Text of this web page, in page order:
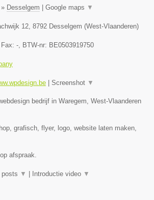
» Desselgem | Google maps ▼
12 8792 Desselgem (West-Vlaanderen)
, Fax: - , BTW-nr: BE0503919750
| Screenshot ▼
bedrijf in Waregem, West-Vlaanderen
grafisch, flyer, logo, website laten maken,
afspraak.
posts ▼ | Introductie video ▼